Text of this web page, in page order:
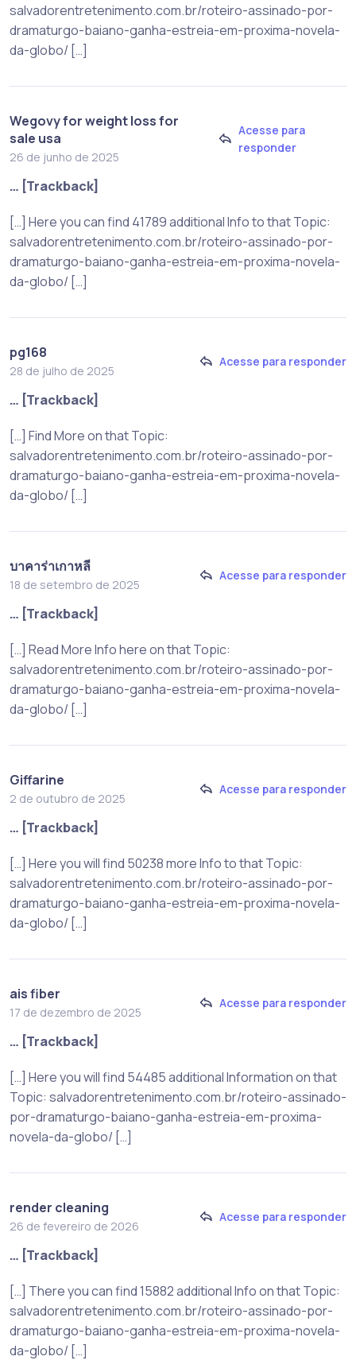
salvadorentretenimento.com.br/roteiro-assinado-por-
dramaturgo-baiano-ganha-estreia-em-proxima-novela-
da-globo/ […]
Wegovy for weight loss for
sale usa
26 de junho de 2025
Acesse para
responder
… [Trackback]
[…] Here you can find 41789 additional Info to that Topic:
salvadorentretenimento.com.br/roteiro-assinado-por-
dramaturgo-baiano-ganha-estreia-em-proxima-novela-
da-globo/ […]
pg168
28 de julho de 2025
Acesse para responder
… [Trackback]
[…] Find More on that Topic:
salvadorentretenimento.com.br/roteiro-assinado-por-
dramaturgo-baiano-ganha-estreia-em-proxima-novela-
da-globo/ […]
บาคาร่าเกาหลี
18 de setembro de 2025
Acesse para responder
… [Trackback]
[…] Read More Info here on that Topic:
salvadorentretenimento.com.br/roteiro-assinado-por-
dramaturgo-baiano-ganha-estreia-em-proxima-novela-
da-globo/ […]
Giffarine
2 de outubro de 2025
Acesse para responder
… [Trackback]
[…] Here you will find 50238 more Info to that Topic:
salvadorentretenimento.com.br/roteiro-assinado-por-
dramaturgo-baiano-ganha-estreia-em-proxima-novela-
da-globo/ […]
ais fiber
17 de dezembro de 2025
Acesse para responder
… [Trackback]
[…] Here you will find 54485 additional Information on that
Topic: salvadorentretenimento.com.br/roteiro-assinado-
por-dramaturgo-baiano-ganha-estreia-em-proxima-
novela-da-globo/ […]
render cleaning
26 de fevereiro de 2026
Acesse para responder
… [Trackback]
[…] There you can find 15882 additional Info on that Topic:
salvadorentretenimento.com.br/roteiro-assinado-por-
dramaturgo-baiano-ganha-estreia-em-proxima-novela-
da-globo/ […]